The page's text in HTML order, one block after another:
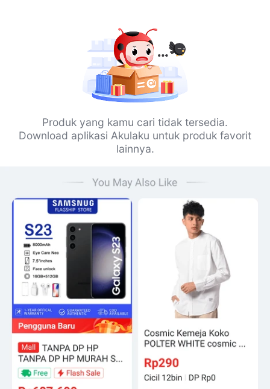
Produk yang kamu cari tidak tersedia.
Download aplikasi Akulaku untuk produk favorit
lainnya.